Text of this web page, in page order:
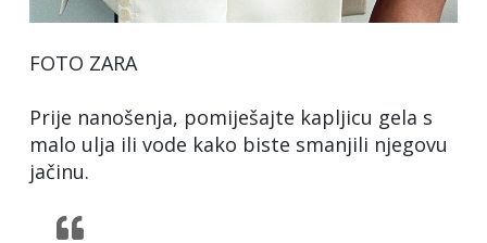
FOTO ZARA
Prije nanošenja, pomiješajte kapljicu gela s
malo ulja ili vode kako biste smanjili njegovu
jačinu.